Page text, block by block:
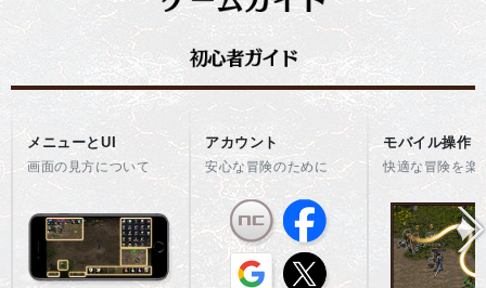
メニューとUI
画面の見方について
アカウント
安心な冒険のために
モバイル操作
快適な冒険を楽